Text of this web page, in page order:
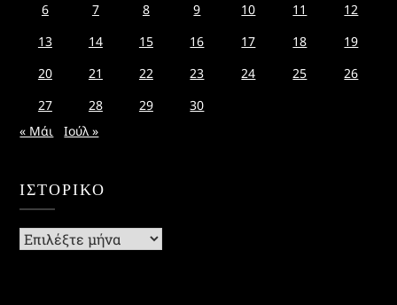
6
7 8 9 10 11
12
13
14 15 16 17 18
19
20
21 22 23 24 25
26
27
28 29
30
« Μάι
Ιούλ »
ΙΣΤΟΡΙΚΌ
Ιστορικό